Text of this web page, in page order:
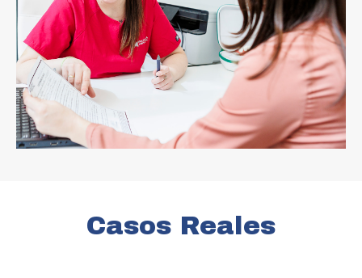
Casos Reales